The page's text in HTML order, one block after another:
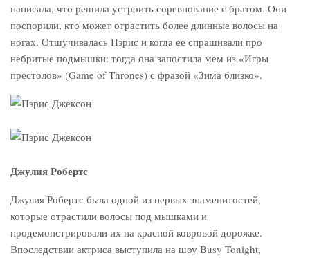
написала, что решила устроить соревнование с братом. Они
поспорили, кто может отрастить более длинные волосы на
ногах. Отшучивалась Пэрис и когда ее спрашивали про
небритые подмышки: тогда она запостила мем из «Игры
престолов» (Game of Thrones) с фразой «Зима близко».
Джулия Робертс
Джулия Робертс была одной из первых знаменитостей,
которые отрастили волосы под мышками и
продемонстрировали их на красной ковровой дорожке.
Впоследствии актриса выступила на шоу Busy Tonight,